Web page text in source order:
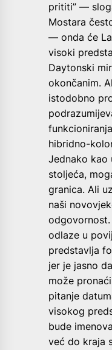
prititi” —
Mostara
— onda će
visoki
Daytonski
okončanim.
istodobno
hibridno-
Jednako kao
stoljeća,
granica. Ali
naši
odlaze u
predstavlja
jer je jasno
može
pitanje
visokog
bude
već do kraja